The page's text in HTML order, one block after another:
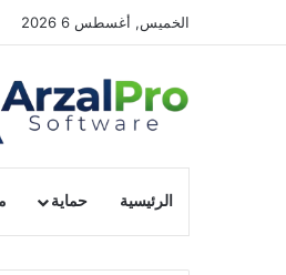
الخميس, أغسطس 6 2026
الرئيسية حماية